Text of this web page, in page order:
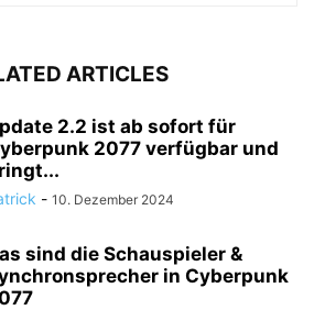
ARTICLES
2.2 ist ab sofort für
2077 verfügbar und
- 10. Dezember 2024
sind die Schauspieler &
in Cyberpunk